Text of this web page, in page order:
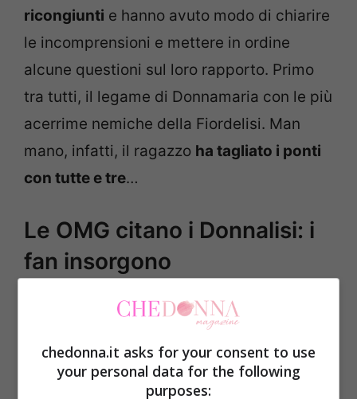
ricongiunti e hanno avuto modo di chiarire
le incomprensioni e mettere in ordine
alcune questioni sul loro rapporto. Primo
tra tutti, il legame di Donnamaria con le più
acerrime nemiche della Fiordelisi. Man
mano, infatti, il ragazzo ha tagliato i ponti
con tutte e tre…
Le OMG citano i Donnalisi: i
fan insorgono
La presa di posizione più importante è
nei confronti di Micol,
ragazzo ebbe anche unaliasonprima di
entrare nella Casa.Il ragazzo le ha tolto il
chedonna.it asks for your consent to use
your personal data for the following
purposes: